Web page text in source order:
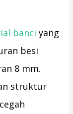
banci yang
besi
8 mm.
struktur